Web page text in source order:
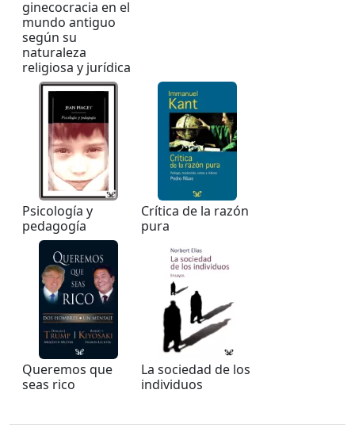
ginecocracia en el
mundo antiguo
según su
naturaleza
religiosa y jurídica
Psicología y
pedagogía
Crítica de la razón
pura
Queremos que
seas rico
La sociedad de los
individuos